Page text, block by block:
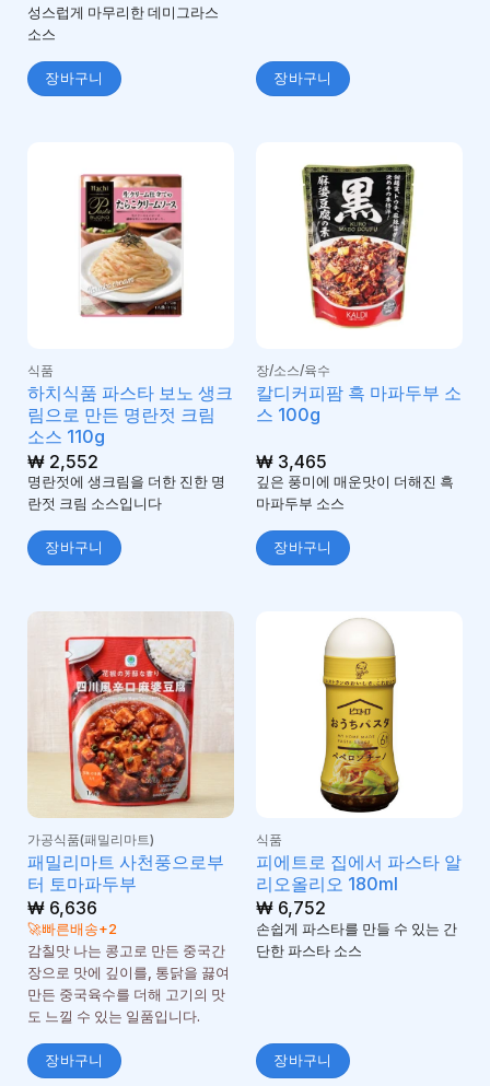
성스럽게 마무리한 데미그라스
소스
장바구니 장바구니
식품
하치식품 파스타 보노 생크
림으로 만든 명란젓 크림
소스 110g
₩2,552
명란젓에 생크림을 더한 진한 명
란젓 크림 소스입니다
장바구니
장/소스/육수
칼디커피팜 흑 마파두부 소
스 100g
₩3,465
깊은 풍미에 매운맛이 더해진 흑
마파두부 소스
장바구니
가공식품(패밀리마트)
패밀리마트 사천풍으로부
터 토마파두부
₩6,636
🚀빠른배송+2
감칠맛 나는 콩고로 만든 중국간
장으로 맛에 깊이를, 통닭을 끓여
만든 중국육수를 더해 고기의 맛
도 느낄 수 있는 일품입니다.
장바구니
식품
피에트로 집에서 파스타 알
리오올리오 180ml
₩6,752
손쉽게 파스타를 만들 수 있는 간
단한 파스타 소스
장바구니